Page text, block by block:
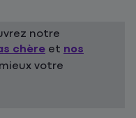
notre
chère et nos
votre